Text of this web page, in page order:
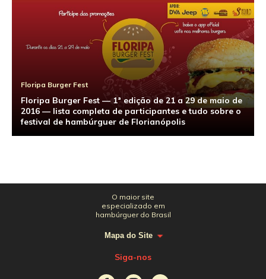
Floripa Burger Fest
Floripa Burger Fest — 1ª edição de 21 a 29 de maio de
2016 — lista completa de participantes e tudo sobre o
festival de hambúrguer de Florianópolis
O maior site
especializado em
hambúrguer do Brasil
Mapa do Site
Siga-nos